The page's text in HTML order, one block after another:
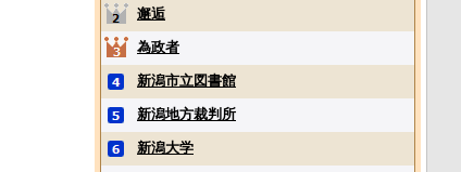
邂逅
為政者
新潟市立図書館
新潟地方裁判所
新潟大学